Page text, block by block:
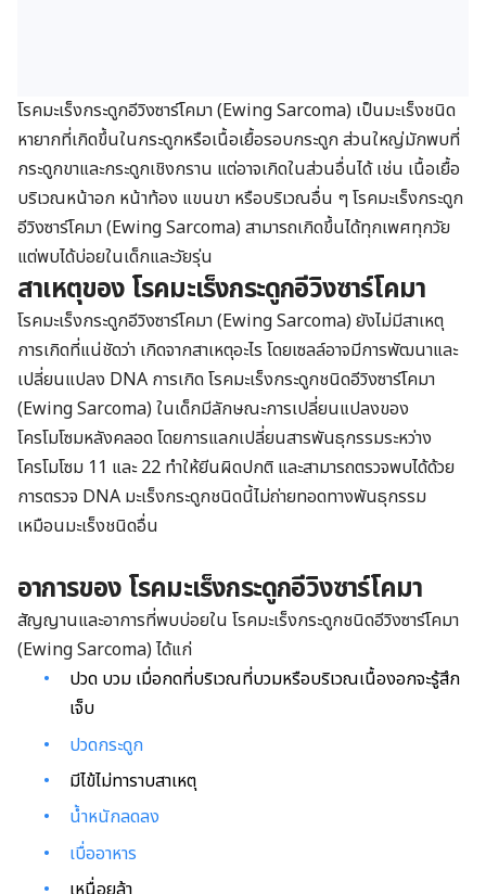
โรคมะเร็งกระดูกอีวิงซาร์โคมา (Ewing Sarcoma) เป็นมะเร็งชนิด
หายากที่เกิดขึ้นในกระดูกหรือเนื้อเยื้อรอบกระดูก ส่วนใหญ่มักพบที่
กระดูกขาและกระดูกเชิงกราน แต่อาจเกิดในส่วนอื่นได้ เช่น เนื้อเยื้อ
บริเวณหน้าอก หน้าท้อง แขนขา หรือบริเวณอื่น ๆ โรคมะเร็งกระดูก
อีวิงซาร์โคมา (Ewing Sarcoma) สามารถเกิดขึ้นได้ทุกเพศทุกวัย
แต่พบได้บ่อยในเด็กและวัยรุ่น
สาเหตุของ โรคมะเร็งกระดูกอีวิงซาร์โคมา
โรคมะเร็งกระดูกอีวิงซาร์โคมา (Ewing Sarcoma) ยังไม่มีสาเหตุ
การเกิดที่แน่ชัดว่า เกิดจากสาเหตุอะไร โดยเซลล์อาจมีการพัฒนาและ
เปลี่ยนแปลง DNA การเกิด โรคมะเร็งกระดูกชนิดอีวิงซาร์โคมา
(Ewing Sarcoma) ในเด็กมีลักษณะการเปลี่ยนแปลงของ
โครโมโซมหลังคลอด โดยการแลกเปลี่ยนสารพันธุกรรมระหว่าง
โครโมโซม 11 และ 22 ทำให้ยีนผิดปกติ และสามารถตรวจพบได้ด้วย
การตรวจ DNA มะเร็งกระดูกชนิดนี้ไม่ถ่ายทอดทางพันธุกรรม
เหมือนมะเร็งชนิดอื่น
อาการของ โรคมะเร็งกระดูกอีวิงซาร์โคมา
สัญญานและอาการที่พบบ่อยใน โรคมะเร็งกระดูกชนิดอีวิงซาร์โคมา
(Ewing Sarcoma) ได้แก่
ปวด บวม เมื่อกดที่บริเวณที่บวมหรือบริเวณเนื้องอกจะรู้สึก
เจ็บ
ปวดกระดูก
มีไข้ไม่ทาราบสาเหตุ
น้ำหนักลดลง
เบื่ออาหาร